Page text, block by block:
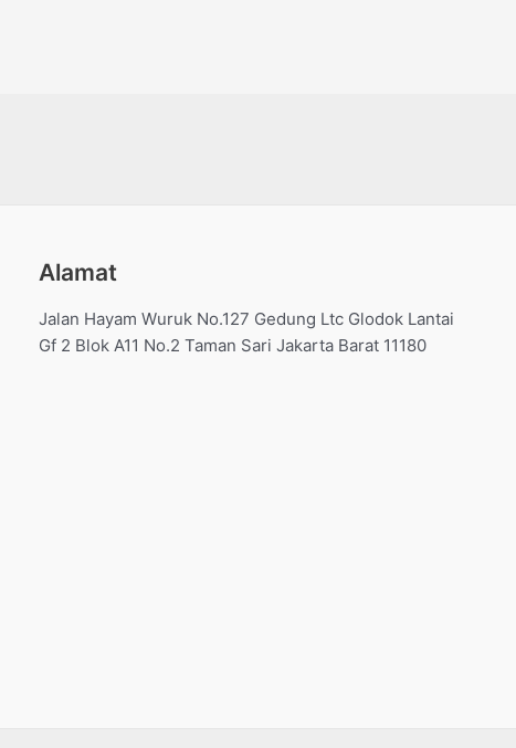
Alamat
Jalan Hayam Wuruk No.127 Gedung Ltc Glodok Lantai
Gf 2 Blok A11 No.2 Taman Sari Jakarta Barat 11180